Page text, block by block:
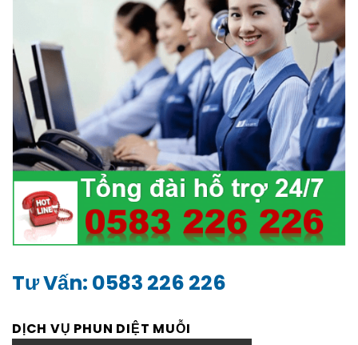
Tư Vấn: 0583 226 226
DỊCH VỤ PHUN DIỆT MUỖI